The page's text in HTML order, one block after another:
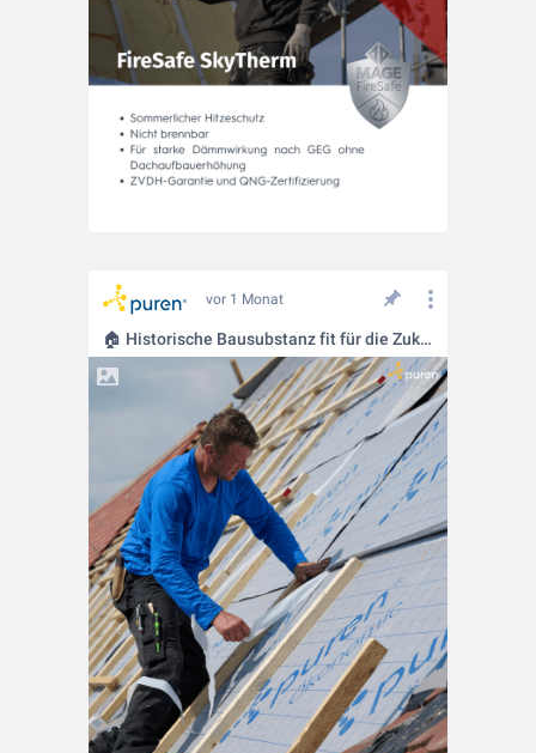
vor 1 Monat
🏠 Historische Bausubstanz fit für die Zukunft machen mit puren Ökonomic